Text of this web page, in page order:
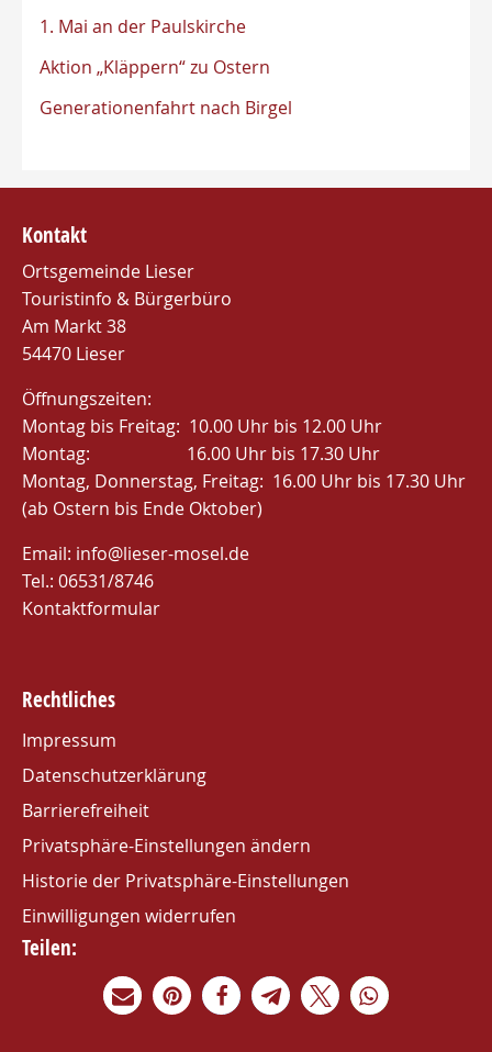
1. Mai an der Paulskirche
Aktion „Kläppern“ zu Ostern
Generationenfahrt nach Birgel
Kontakt
Ortsgemeinde Lieser
Touristinfo & Bürgerbüro
Am Markt 38
54470 Lieser
Öffnungszeiten:
Montag bis Freitag: 10.00 Uhr bis 12.00 Uhr
Montag: 16.00 Uhr bis 17.30 Uhr
Montag, Donnerstag, Freitag: 16.00 Uhr bis 17.30 Uhr
(ab Ostern bis Ende Oktober)
Email: info@lieser-mosel.de
Tel.: 06531/8746
Kontaktformular
Rechtliches
Impressum
Datenschutzerklärung
Barrierefreiheit
Privatsphäre-Einstellungen ändern
Historie der Privatsphäre-Einstellungen
Einwilligungen widerrufen
Teilen: